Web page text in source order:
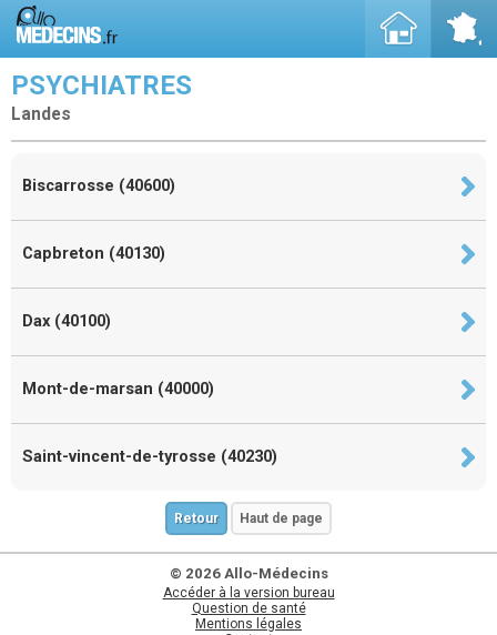
PSYCHIATRES
Landes
Biscarrosse (40600)
Capbreton (40130)
Dax (40100)
Mont-de-marsan (40000)
Saint-vincent-de-tyrosse (40230)
Retour Haut de page
© 2026 Allo-Médecins
Accéder à la version bureau
Question de santé
Mentions légales